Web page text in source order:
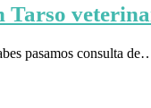
Tarso
pasamos consulta